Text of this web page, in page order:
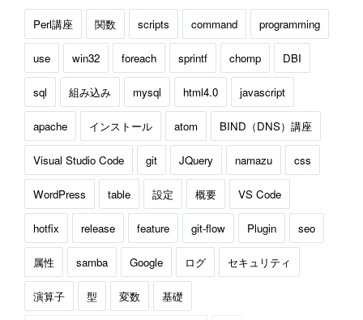
Perl講座 関数 scripts command programming
use win32 foreach sprintf chomp DBI
sql 組み込み mysql html4.0 javascript
apache インストール atom BIND（DNS）講座
Visual Studio Code git JQuery namazu css
WordPress table 設定 概要 VS Code
hotfix release feature git-flow Plugin seo
属性 samba Google ログ セキュリティ
演算子 型 変数 基礎